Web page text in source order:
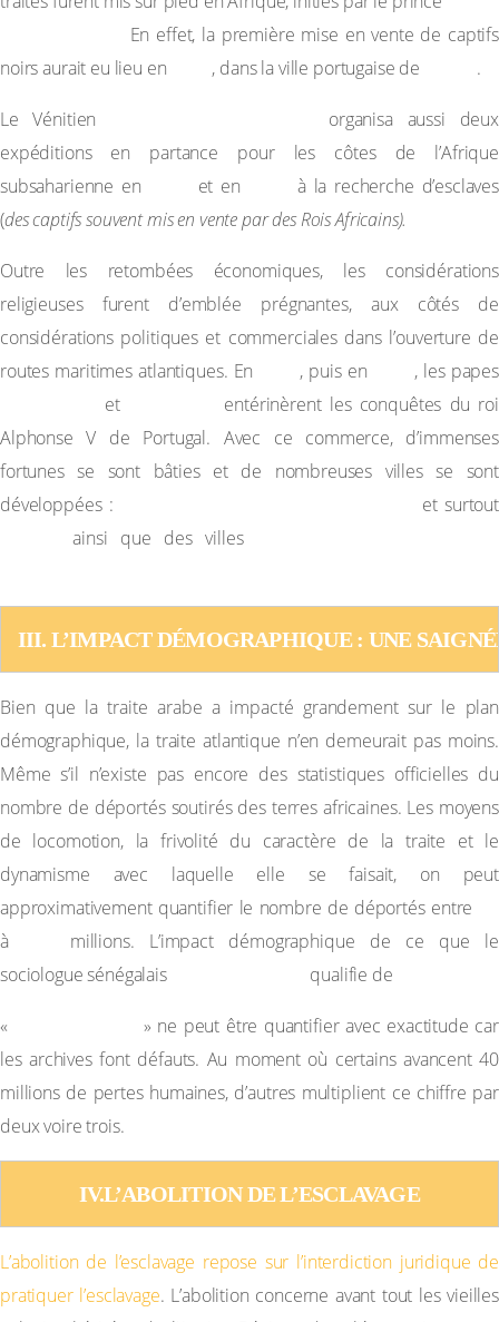
En effet, la première mise en vente de captifs
noirs aurait eu lieu en
, dans la ville portugaise de .
Le Vénitien
organisa aussi deux
expéditions en partance pour les côtes de l’Afrique
subsaharienne en
et en
à la recherche d’esclaves
(des captifs souvent mis en vente par des Rois Africains).
Outre les retombées économiques, les considérations
religieuses furent d’emblée prégnantes, aux côtés de
considérations politiques et commerciales dans l’ouverture de
routes maritimes atlantiques. En
, puis en
, les papes
et
entérinèrent les conquêtes du roi
Alphonse V de Portugal. Avec ce commerce, d’immenses
fortunes se sont bâties et de nombreuses villes se sont
développées :
et surtout
Nantesainsi que des villes
III. L’IMPACT DÉMOGRAPHIQUE : UNE
Bien que la traite arabe a impacté grandement sur le plan
démographique, la traite atlantique n’en demeurait pas moins.
Même s’il n’existe pas encore des statistiques officielles du
nombre de déportés soutirés des terres africaines. Les moyens
de locomotion, la frivolité du caractère de la traite et le
dynamisme avec laquelle elle se faisait, on peut
approximativement quantifier le nombre de déportés entre
à
millions. L’impact démographique de ce que le
sociologue sénégalais
qualifie de
«
» ne peut être quantifier avec exactitude car
les archives font défauts. Au moment où certains avancent 40
millions de pertes humaines, d’autres multiplient ce chiffre par
deux voire trois.
IV.L’ABOLITION DE L’ESCLAVAGE
L’abolition de l’esclavage repose sur l’interdiction juridique de
pratiquer l’esclavage. L’abolition concerne avant tout les vieilles